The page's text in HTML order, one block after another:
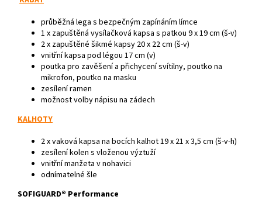
průběžná lega s bezpečným zapínáním límce
1 x zapuštěná vysílačková kapsa s patkou 9 x 19 cm (š-v)
2 x zapuštěné šikmé kapsy 20 x 22 cm (š-v)
vnitřní kapsa pod légou 17 cm (v)
poutka pro zavěšení a přichycení svítilny, poutko na
mikrofon, poutko na masku
zesílení ramen
možnost volby nápisu na zádech
KALHOTY
2 x vaková kapsa na bocích kalhot 19 x 21 x 3,5 cm (š-v-h)
zesílení kolen s vloženou výztuží
vnitřní manžeta v nohavici
odnímatelné šle
SOFIGUARD® Performance